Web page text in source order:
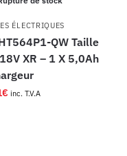
ÉLECTRIQUES
QW Taille
XR – 1 X 5,0Ah
€ inc. T.V.A